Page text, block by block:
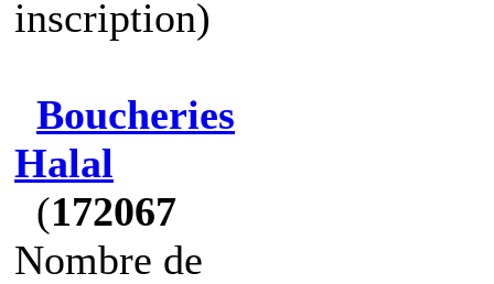
inscription)
Boucheries
Halal
(172067
Nombre de